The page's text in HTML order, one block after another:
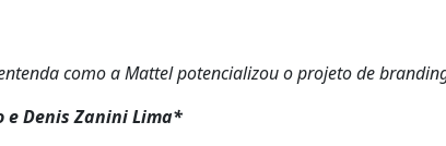
como a Mattel potencializou o projeto de
e Denis Zanini Lima*